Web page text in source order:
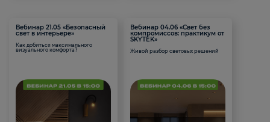
Вебинар 21.05 «Безопасный
свет в интерьере»
Как добиться максимального
визуального комфорта?
Вебинар 04.06 «Свет без
компромиссов: практикум от
SKYTEK»
Живой разбор световых решений